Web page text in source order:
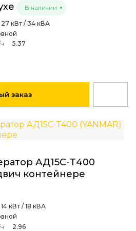
В наличии
27 кВт / 34 кВА
5.37
заказ
АД15С-Т400
контейнере
14 кВт / 18 кВА
2.96